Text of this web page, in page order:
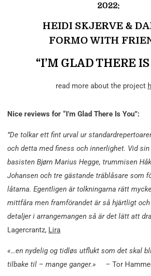
2022:
HEIDI SKJERVE &
FORMO WITH
“I’M GLAD THERE IS
read more about the project
Nice reviews for “I’m Glad There Is You”:
”De tolkar ett fint urval ur
och detta med finess och innerlighet. Vid sin
basisten Bjørn Marius Hegge, trummisen
Johansen och tre gästande träblåsare som
låtarna. Egentligen är tolkningarna rätt
mittfåra men framförandet är så hjärtligt
detaljer i arrangemangen så är det lätt att
Lagercrantz, Lira
«…en nydelig og tidløs utflukt som det skal
tilbake til – mange ganger.» – Tor